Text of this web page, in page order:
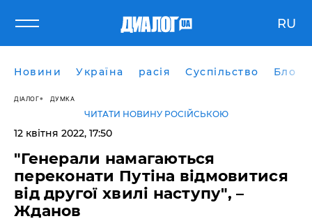
RU
Новини Україна расія Суспільство Блоги
ДІАЛОГ ДУМКА
ЧИТАТИ НОВИНУ РОСІЙСЬКОЮ
12 квітня 2022, 17:50
"Генерали намагаються
переконати Путіна відмовитися
від другої хвилі наступу", –
Жданов